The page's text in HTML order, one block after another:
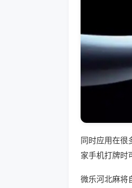
同时应用在很
家手机打牌时
微乐河北麻将